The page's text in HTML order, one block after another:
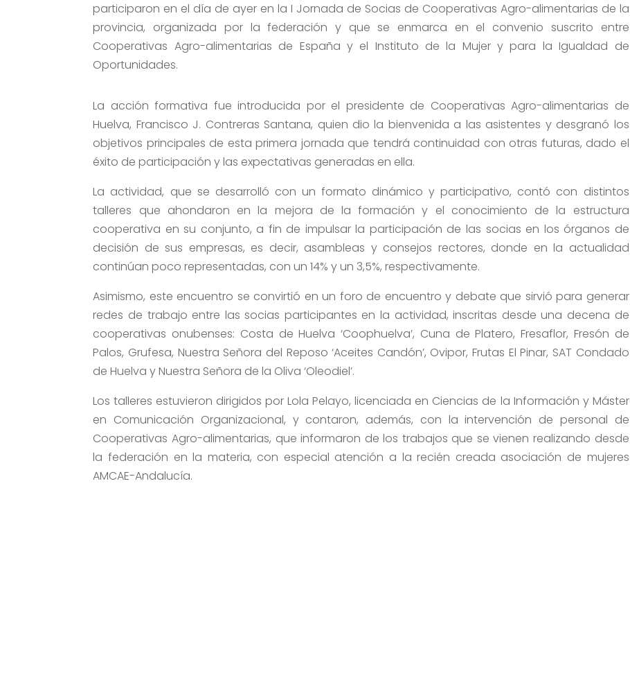
participaron en el día de ayer en la I Jornada de Socias de Cooperativas Agro-alimentarias de la
provincia, organizada por la federación y que se enmarca en el convenio suscrito entre
Cooperativas Agro-alimentarias de España y el Instituto de la Mujer y para la Igualdad de
Oportunidades.
La acción formativa fue introducida por el presidente de Cooperativas Agro-alimentarias de
Huelva, Francisco J. Contreras Santana, quien dio la bienvenida a las asistentes y desgranó los
objetivos principales de esta primera jornada que tendrá continuidad con otras futuras, dado el
éxito de participación y las expectativas generadas en ella.
La actividad, que se desarrolló con un formato dinámico y participativo, contó con distintos
talleres que ahondaron en la mejora de la formación y el conocimiento de la estructura
cooperativa en su conjunto, a fin de impulsar la participación de las socias en los órganos de
decisión de sus empresas, es decir, asambleas y consejos rectores, donde en la actualidad
continúan poco representadas, con un 14% y un 3,5%, respectivamente.
Asimismo, este encuentro se convirtió en un foro de encuentro y debate que sirvió para generar
redes de trabajo entre las socias participantes en la actividad, inscritas desde una decena de
cooperativas onubenses: Costa de Huelva ‘Coophuelva’, Cuna de Platero, Fresaflor, Fresón de
Palos, Grufesa, Nuestra Señora del Reposo ‘Aceites Candón’, Ovipor, Frutas El Pinar, SAT Condado
de Huelva y Nuestra Señora de la Oliva ‘Oleodiel’.
Los talleres estuvieron dirigidos por Lola Pelayo, licenciada en Ciencias de la Información y Máster
en Comunicación Organizacional, y contaron, además, con la intervención de personal de
Cooperativas Agro-alimentarias, que informaron de los trabajos que se vienen realizando desde
la federación en la materia, con especial atención a la recién creada asociación de mujeres
AMCAE-Andalucía.